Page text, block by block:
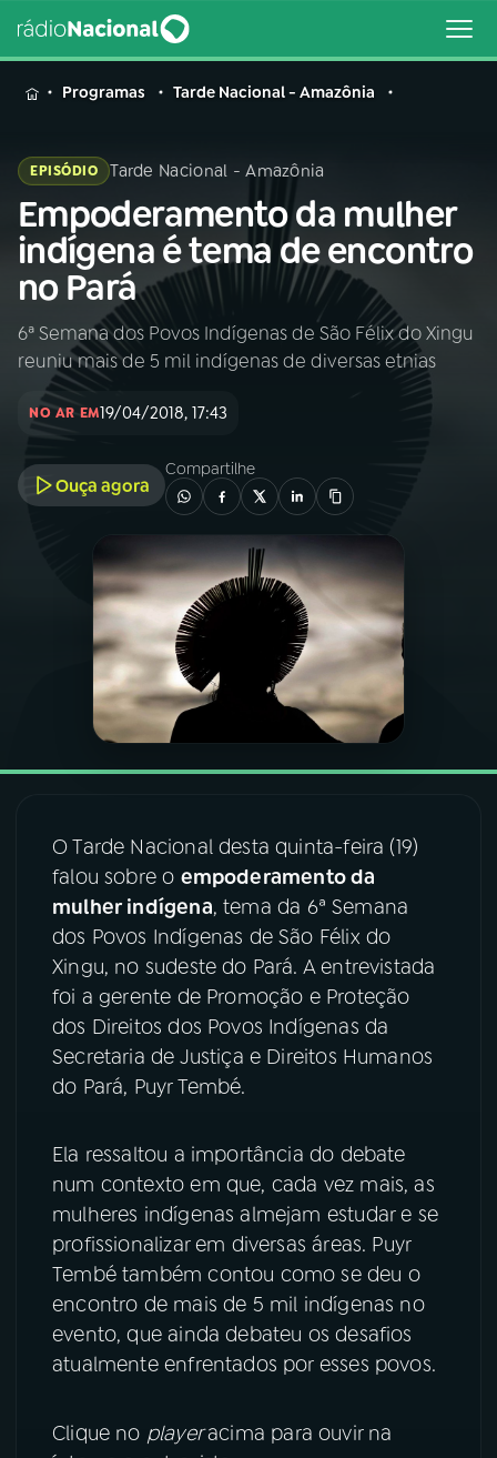
MENU
Buscar
na
Rádio
Nacional
Buscar
AO VIVO
INÍCIO
A RÁDIO
PROGRAMAÇÃO
PROGRAMAS
PODCASTS
06VIDEOCASTS
07ÚLTIMAS
08FESTIVAL DE MÚSICA
ACOMPANHE A RÁDIO NACIONAL
YouTube Facebook
Instagram
TikTok
Programas Tarde Nacional - Amazônia
EPISÓDIO Tarde Nacional - Amazônia
Empoderamento da mulher
indígena é tema de encontro
no Pará
6ª Semana dos Povos Indígenas de São Félix do Xingu
reuniu mais de 5 mil indígenas de diversas etnias
NO AR EM19/04/2018, 17:43
Ouça agora
Compartilhe
O Tarde Nacional desta quinta-feira (19)
falou sobre o empoderamento da
mulher indígena, tema da 6ª Semana
dos Povos Indígenas de São Félix do
Xingu, no sudeste do Pará. A entrevistada
foi a gerente de Promoção e Proteção
dos Direitos dos Povos Indígenas da
Secretaria de Justiça e Direitos Humanos
do Pará, Puyr Tembé.
Ela ressaltou a importância do debate
num contexto em que, cada vez mais, as
mulheres indígenas almejam estudar e se
profissionalizar em diversas áreas. Puyr
Tembé também contou como se deu o
encontro de mais de 5 mil indígenas no
evento, que ainda debateu os desafios
atualmente enfrentados por esses povos.
Clique no playeracima para ouvir na